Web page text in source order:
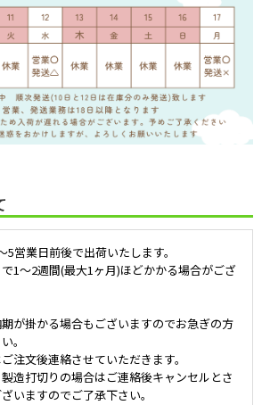
営業日前後で出荷いたします。
1～2週間(最大1ヶ月)ほどかかる場合がござ
が掛かる場合もございますのでお急ぎの方
。
注文後連絡させていただきます。
造打切りの場合はご連絡後キャンセルとさ
いますのでご了承下さい。